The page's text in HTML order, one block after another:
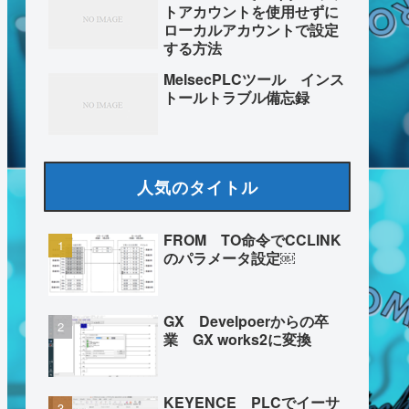
トアカウントを使用せずに
ローカルアカウントで設定
する方法
MelsecPLCツール インス
トールトラブル備忘録
人気のタイトル
FROM TO命令でCCLINK
のパラメータ設定￼
GX Develpoerからの卒
業 GX works2に変換
KEYENCE PLCでイーサ